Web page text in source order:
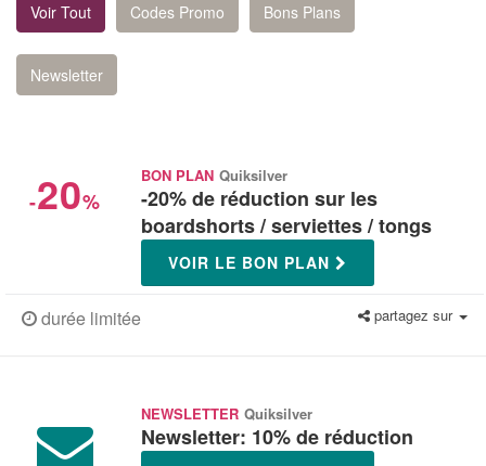
Voir Tout Codes Promo Bons Plans
Newsletter
-20%
BON PLAN Quiksilver
-20% de réduction sur les
boardshorts / serviettes / tongs
VOIR LE BON PLAN
durée limitée partagez sur
NEWSLETTER Quiksilver
Newsletter: 10% de réduction